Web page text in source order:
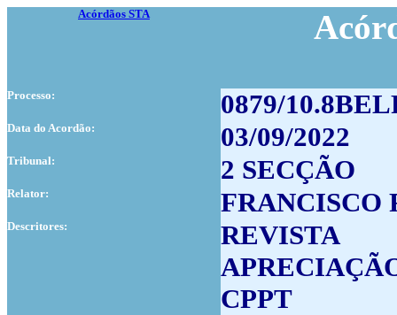
Acórdãos STA
Processo: 0879/
Data do Acordão: 03/09/2022
Tribunal: 2 SECÇÃO
Relator: FRANCISCO
Descritores:
REVISTA
CPPT